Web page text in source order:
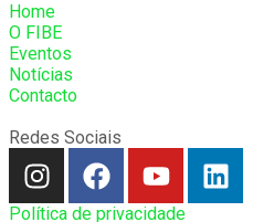
Home
O FIBE
Eventos
Notícias
Contacto
Redes Sociais
Política de privacidade